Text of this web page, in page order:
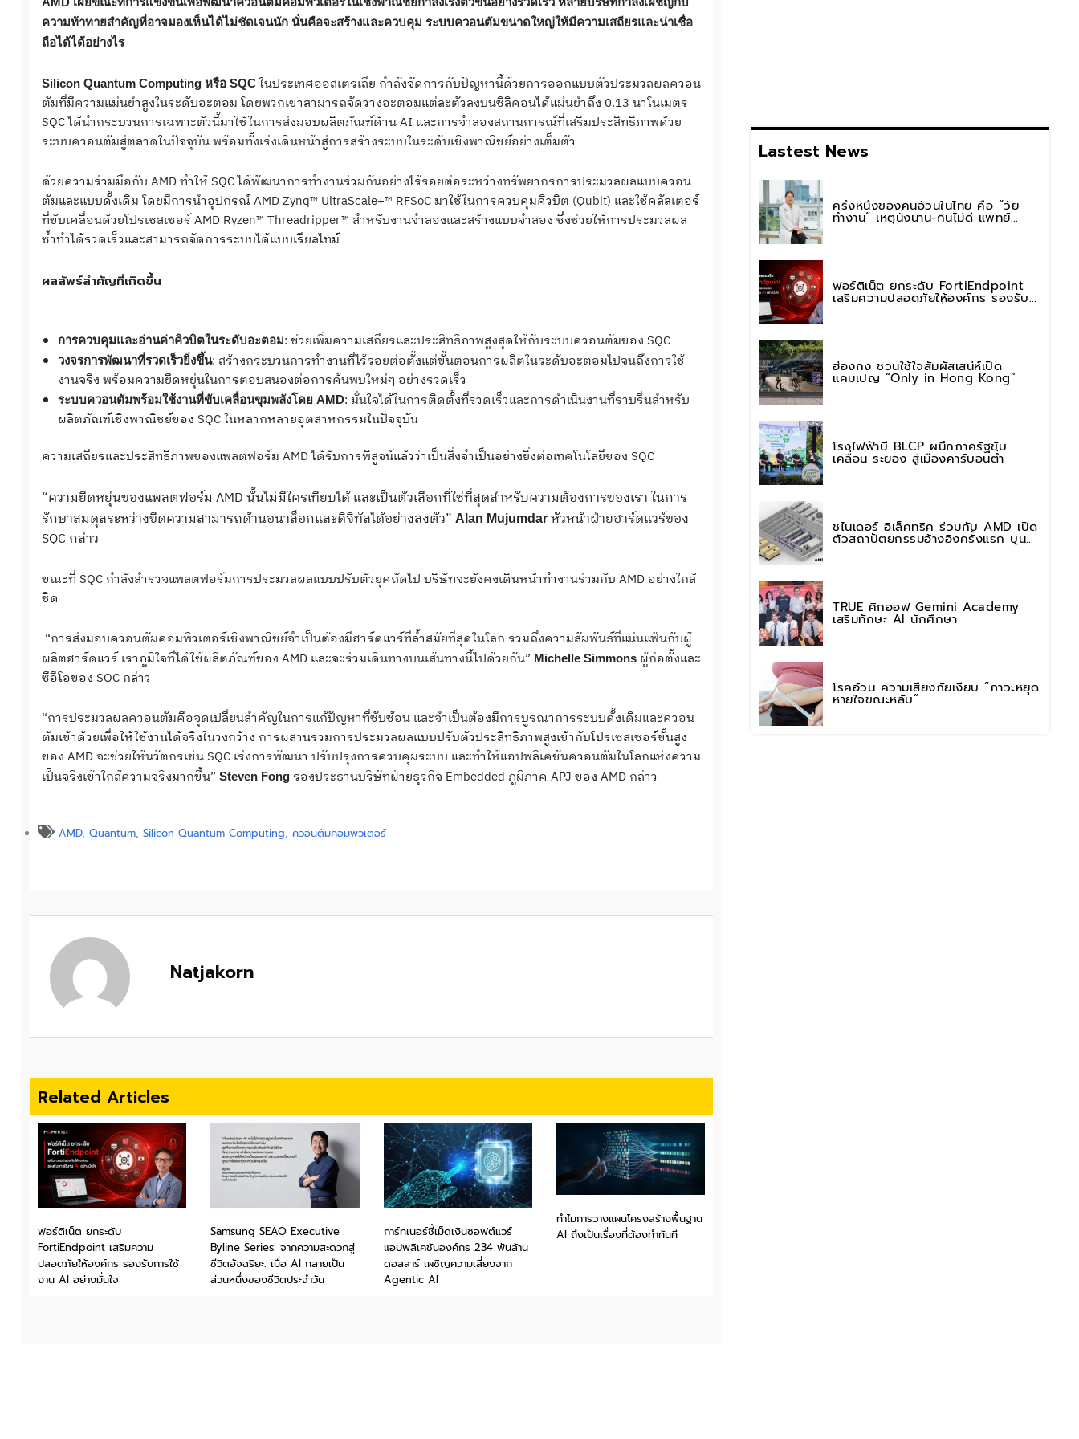
ความท้าทายสำคัญที่อาจมองเห็นได้ไม่ชัดเจนนัก นั่นคือจะสร้างและควบคุม ระบบควอนตัมขนาดใหญ่ให้มีความเสถียรและน่าเชื่อ
ถือได้ได้อย่างไร
Silicon Quantum Computing หรือ SQCในประเทศออสเตรเลีย กำลังจัดการกับปัญหานี้ด้วยการออกแบบตัวประมวลผลควอน
ตัมที่มีความแม่นยำสูงในระดับอะตอม โดยพวกเขาสามารถจัดวางอะตอมแต่ละตัวลงบนซิลิคอนได้แม่นยำถึง 0.13 นาโนเมตร
SQC ได้นำกระบวนการเฉพาะตัวนี้มาใช้ในการส่งมอบผลิตภัณฑ์ด้าน AI และการจำลองสถานการณ์ที่เสริมประสิทธิภาพด้วย
ระบบควอนตัมสู่ตลาดในปัจจุบัน พร้อมทั้งเร่งเดินหน้าสู่การสร้างระบบในระดับเชิงพาณิชย์อย่างเต็มตัว
ด้วยความร่วมมือกับ AMD ทำให้ SQC ได้พัฒนาการทำงานร่วมกันอย่างไร้รอยต่อระหว่างทรัพยากรการประมวลผลแบบควอน
ตัมและแบบดั้งเดิม โดยมีการนำอุปกรณ์ AMD Zynq™ UltraScale+™ RFSoC มาใช้ในการควบคุมคิวบิต (Qubit) และใช้คลัสเตอร์
ที่ขับเคลื่อนด้วยโปรเซสเซอร์ AMD Ryzen™ Threadripper™ สำหรับงานจำลองและสร้างแบบจำลอง ซึ่งช่วยให้การประมวลผล
ซ้ำทำได้รวดเร็วและสามารถจัดการระบบได้แบบเรียลไทม์
ผลลัพธ์สำคัญที่เกิดขึ้น
การควบคุมและอ่านค่าคิวบิตในระดับอะตอม: ช่วยเพิ่มความเสถียรและประสิทธิภาพสูงสุดให้กับระบบควอนตัมของ SQC
วงจรการพัฒนาที่รวดเร็วยิ่งขึ้น: สร้างกระบวนการทำงานที่ไร้รอยต่อตั้งแต่ขั้นตอนการผลิตในระดับอะตอมไปจนถึงการใช้
งานจริง พร้อมความยืดหยุ่นในการตอบสนองต่อการค้นพบใหม่ๆ อย่างรวดเร็ว
ระบบควอนตัมพร้อมใช้งานที่ขับเคลื่อนขุมพลังโดย AMD: มั่นใจได้ในการติดตั้งที่รวดเร็วและการดำเนินงานที่ราบรื่นสำหรับ
ผลิตภัณฑ์เชิงพาณิชย์ของ SQC ในหลากหลายอุตสาหกรรมในปัจจุบัน
ความเสถียรและประสิทธิภาพของแพลตฟอร์ม AMD ได้รับการพิสูจน์แล้วว่าเป็นสิ่งจำเป็นอย่างยิ่งต่อเทคโนโลยีของ SQC
“ความยืดหยุ่นของแพลตฟอร์ม AMD นั้นไม่มีใครเทียบได้ และเป็นตัวเลือกที่ใช่ที่สุดสำหรับความต้องการของเรา ในการ
รักษาสมดุลระหว่างขีดความสามารถด้านอนาล็อกและดิจิทัลได้อย่างลงตัว” Alan Mujumdarหัวหน้าฝ่ายฮาร์ดแวร์ของ
SQC กล่าว
ขณะที่ SQC กำลังสำรวจแพลตฟอร์มการประมวลผลแบบปรับตัวยุคถัดไป บริษัทจะยังคงเดินหน้าทำงานร่วมกับ AMD อย่างใกล้
ชิด
“การส่งมอบควอนตัมคอมพิวเตอร์เชิงพาณิชย์จำเป็นต้องมีฮาร์ดแวร์ที่ล้ำสมัยที่สุดในโลก รวมถึงความสัมพันธ์ที่แน่นแฟ้นกับผู้
ผลิตฮาร์ดแวร์ เราภูมิใจที่ได้ใช้ผลิตภัณฑ์ของ AMD และจะร่วมเดินทางบนเส้นทางนี้ไปด้วยกัน” Michelle Simmonsผู้ก่อตั้งและ
ซีอีโอของ SQC กล่าว
“การประมวลผลควอนตัมคือจุดเปลี่ยนสำคัญในการแก้ปัญหาที่ซับซ้อน และจำเป็นต้องมีการบูรณาการระบบดั้งเดิมและควอน
ตัมเข้าด้วยเพื่อให้ใช้งานได้จริงในวงกว้าง การผสานรวมการประมวลผลแบบปรับตัวประสิทธิภาพสูงเข้ากับโปรเซสเซอร์ขั้นสูง
ของ AMD จะช่วยให้นวัตกรเช่น SQC เร่งการพัฒนา ปรับปรุงการควบคุมระบบ และทำให้แอปพลิเคชันควอนตัมในโลกแห่งความ
เป็นจริงเข้าใกล้ความจริงมากขึ้น” Steven Fongรองประธานบริษัทฝ่ายธุรกิจ Embedded ภูมิภาค APJ ของ AMD กล่าว
AMD, Quantum, Silicon Quantum Computing, ควอนตัมคอมพิวเตอร์
Natjakorn
Related Articles
ฟอร์ติเน็ต ยกระดับ
FortiEndpoint เสริมความ
ปลอดภัยให้องค์กร รองรับการใช้
งาน AI อย่างมั่นใจ
Samsung SEAO Executive
Byline Series: จากความสะดวกสู่
ชีวิตอัจฉริยะ: เมื่อ AI กลายเป็น
ส่วนหนึ่งของชีวิตประจำวัน
การ์ทเนอร์ชี้เม็ดเงินซอฟต์แวร์
แอปพลิเคชันองค์กร 234 พันล้าน
ดอลลาร์ เผชิญความเสี่ยงจาก
Agentic AI
ทำไมการวางแผนโครงสร้างพื้นฐาน
AI ถึงเป็นเรื่องที่ต้องทำทันที
Lastest News
ครึ่งหนึ่งของคนอ้วนในไทย คือ “วัย
ทำงาน” เหตุนั่งนาน-กินไม่ดี แพทย์
รพ.วิมุต พหลโยธิน เตือน “อย่าดูแค่เลข
ฟอร์ติเน็ต ยกระดับ FortiEndpoint
เสริมความปลอดภัยให้องค์กร รองรับ
ฮ่องกง ชวนใช้ใจสัมผัสเสน่ห์เปิด
แคมเปญ “Only in Hong Kong”
โรงไฟฟ้าบี BLCP ผนึกภาครัฐขับ
เคลื่อน ระยอง สู่เมืองคาร์บอนต่ำ
ชไนเดอร์ อิเล็คทริค ร่วมกับ AMD เปิด
ตัวสถาปัตยกรรมอ้างอิงครั้งแรก บน
แพลตฟอร์ม “Helios” เร่งการติดตั้งใช้
TRUE คิกออฟ Gemini Academy
เสริมทักษะ AI นักศึกษา
โรคอ้วน ความเสี่ยงภัยเงียบ “ภาวะหยุด
หายใจขณะหลับ”